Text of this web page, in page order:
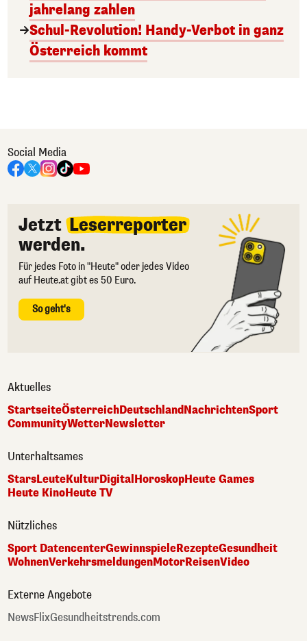
jahrelang zahlen
Schul-Revolution! Handy-Verbot in ganz
Österreich kommt
Social Media
Jetzt Leserreporter
werden.
Für jedes Foto in "Heute" oder jedes Video
auf Heute.at gibt es 50 Euro.
So geht's
Aktuelles
StartseiteÖsterreichDeutschlandNachrichtenSport
CommunityWetterNewsletter
Unterhaltsames
StarsLeuteKulturDigital HoroskopHeute Games
Heute KinoHeute TV
Nützliches
Sport DatencenterGewinnspieleRezepteGesundheit
WohnenVerkehrsmeldungenMotorReisenVideo
Externe Angebote
NewsFlixGesundheitstrends.com